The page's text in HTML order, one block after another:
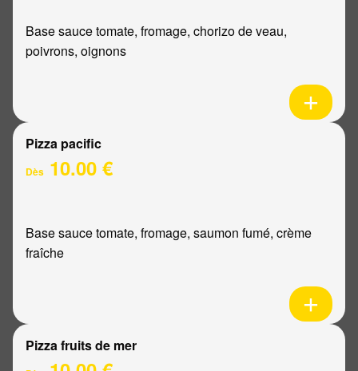
Base sauce tomate, fromage, chorizo de veau,
poivrons, oignons
Pizza pacific
Dès 10.00 €
Base sauce tomate, fromage, saumon fumé, crème
fraîche
Pizza fruits de mer